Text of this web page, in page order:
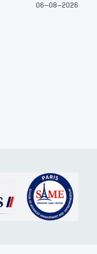
06-08-2026